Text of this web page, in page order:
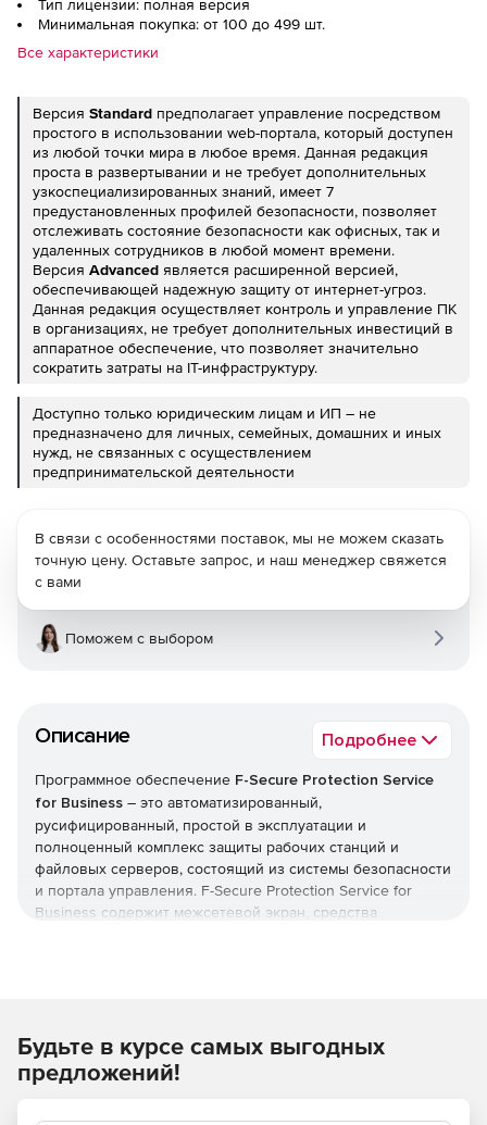
Тип лицензии: полная версия
Минимальная покупка: от 100 до 499 шт.
Все характеристики
Версия Standard предполагает управление посредством
простого в использовании web-портала, который доступен
из любой точки мира в любое время. Данная редакция
проста в развертывании и не требует дополнительных
узкоспециализированных знаний, имеет 7
предустановленных профилей безопасности, позволяет
отслеживать состояние безопасности как офисных, так и
удаленных сотрудников в любой момент времени.
Версия Advanced является расширенной версией,
обеспечивающей надежную защиту от интернет-угроз.
Данная редакция осуществляет контроль и управление ПК
в организациях, не требует дополнительных инвестиций в
аппаратное обеспечение, что позволяет значительно
сократить затраты на IT-инфраструктуру.
Доступно только юридическим лицам и ИП – не
предназначено для личных, семейных, домашних и иных
нужд, не связанных с осуществлением
предпринимательской деятельности
Описание Подробнее
Программное обеспечение F-Secure Protection Service
for Business – это автоматизированный,
русифицированный, простой в эксплуатации и
полноценный комплекс защиты рабочих станций и
файловых серверов, состоящий из системы безопасности
и портала управления. F-Secure Protection Service for
Business содержит межсетевой экран, средства
круглосуточное функционирование системы
безопасности с минимальным вмешательством
пользователя и нагрузкой на ресурсы.
В связи с особенностями поставок, мы не можем сказать
точную цену. Оставьте запрос, и наш менеджер свяжется
с вами
Поможем с выбором
Будьте в курсе самых выгодных
предложений!